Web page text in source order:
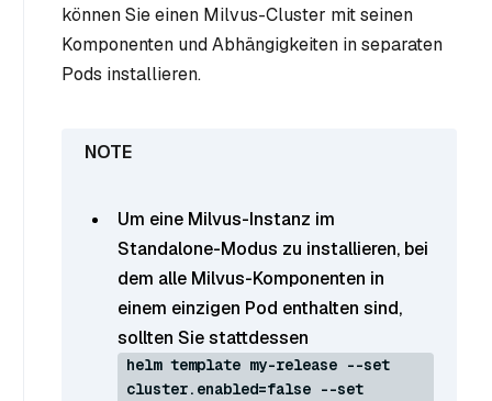
können Sie einen Milvus-Cluster mit seinen
Komponenten und Abhängigkeiten in separaten
Pods installieren.
Um eine Milvus-Instanz im
Standalone-Modus zu installieren, bei
dem alle Milvus-Komponenten in
einem einzigen Pod enthalten sind,
sollten Sie stattdessen
helm template my-release --set
cluster.enabled=false --set